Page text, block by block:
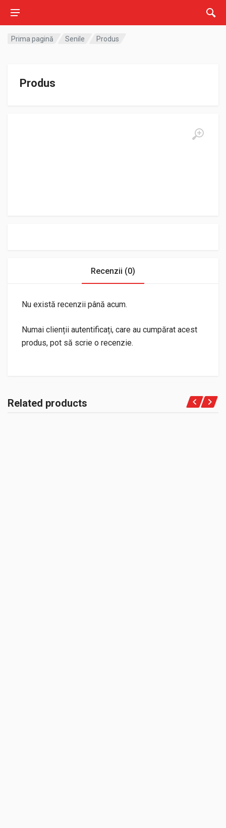
Prima pagină Senile Produs
Produs
Recenzii (0)
Nu există recenzii până acum.
Numai clienții autentificați, care au cumpărat acest
produs, pot să scrie o recenzie.
Related products